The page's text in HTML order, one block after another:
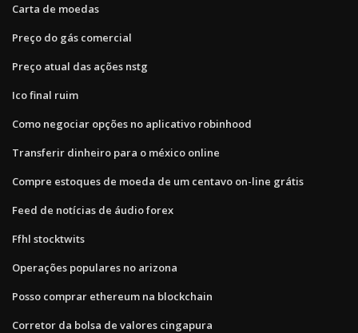
Carta de moedas
Preço do gás comercial
Preço atual das ações nstg
Ico final ruim
Como negociar opções no aplicativo robinhood
Transferir dinheiro para o méxico online
Compre estoques de moeda de um centavo on-line grátis
Feed de notícias de áudio forex
Ffhl stocktwits
Operações populares no arizona
Posso comprar ethereum na blockchain
Corretor da bolsa de valores cingapura